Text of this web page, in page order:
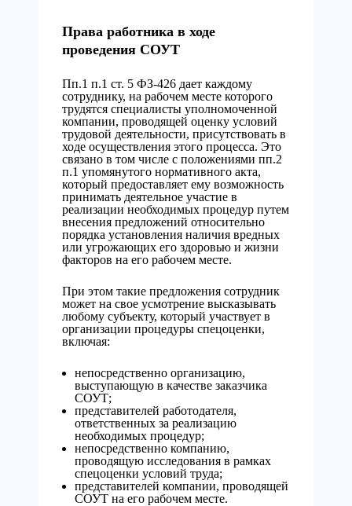
Права работника в ходе
проведения СОУТ
Пп.1 п.1 ст. 5 ФЗ-426 дает каждому
сотруднику, на рабочем месте которого
трудятся специалисты уполномоченной
компании, проводящей оценку условий
трудовой деятельности, присутствовать в
ходе осуществления этого процесса. Это
связано в том числе с положениями пп.2
п.1 упомянутого нормативного акта,
который предоставляет ему возможность
принимать деятельное участие в
реализации необходимых процедур путем
внесения предложений относительно
порядка установления наличия вредных
или угрожающих его здоровью и жизни
факторов на его рабочем месте.
При этом такие предложения сотрудник
может на свое усмотрение высказывать
любому субъекту, который участвует в
организации процедуры спецоценки,
включая:
непосредственно организацию,
выступающую в качестве заказчика
СОУТ;
представителей работодателя,
ответственных за реализацию
необходимых процедур;
непосредственно компанию,
проводящую исследования в рамках
спецоценки условий труда;
представителей компании, проводящей
СОУТ на его рабочем месте.